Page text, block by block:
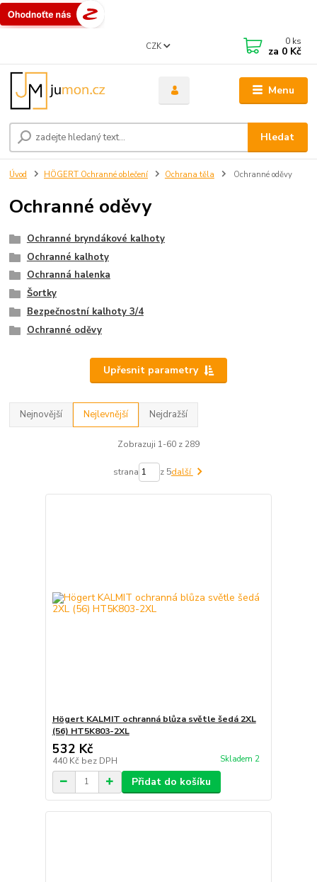
Menu
CZK
Hledat
0 ks
za 0 Kč
Úvod HÖGERT Ochranné oblečení Ochrana těla Ochranné oděvy
Ochranné oděvy
Ochranné bryndákové kalhoty
Ochranné kalhoty
Ochranná halenka
Šortky
Bezpečnostní kalhoty 3/4
Ochranné oděvy
Upřesnit parametry
Nejnovější Nejlevnější Nejdražší
Zobrazuji 1-60 z 289
strana z 5další
Högert KALMIT ochranná blůza světle šedá 2XL
(56) HT5K803-2XL
532 Kč
440 Kč bez DPH Skladem 2
Přidat do košíku